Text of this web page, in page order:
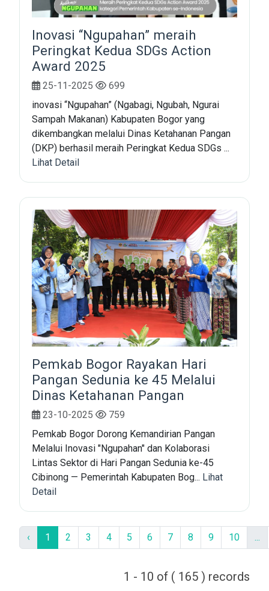
Inovasi “Ngupahan” meraih
Peringkat Kedua SDGs Action
Award 2025
25-11-2025
699
inovasi “Ngupahan” (Ngabagi, Ngubah, Ngurai
Sampah Makanan) Kabupaten Bogor yang
dikembangkan melalui Dinas Ketahanan Pangan
(DKP) berhasil meraih Peringkat Kedua SDGs ...
Lihat Detail
Pemkab Bogor Rayakan Hari
Pangan Sedunia ke 45 Melalui
Dinas Ketahanan Pangan
23-10-2025
759
Pemkab Bogor Dorong Kemandirian Pangan
Melalui Inovasi "Ngupahan" dan Kolaborasi
Lintas Sektor di Hari Pangan Sedunia ke-45
Cibinong — Pemerintah Kabupaten Bog... Lihat
Detail
‹ 1 2 3 4 5 6 7 8 9 10 ...
1 - 10 of ( 165 ) records